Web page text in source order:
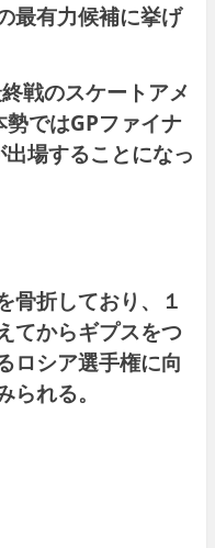
最有力候補に挙げ
戦のスケートアメ
勢ではGPファイナ
場することになっ
骨折しており、１
てからギプスをつ
ロシア選手権に向
れる。